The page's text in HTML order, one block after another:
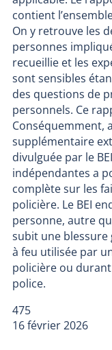
contient
On y retrouve les
personnes
recueillie et les
sont sensibles
des questions de
personnels. Ce
Conséquemment,
supplémentaire
divulguée par le
indépendantes a
complète sur les
policière. Le BEI
personne, autre
subit une blessure
à feu utilisée par
policière ou
police.
475
16 février 2026